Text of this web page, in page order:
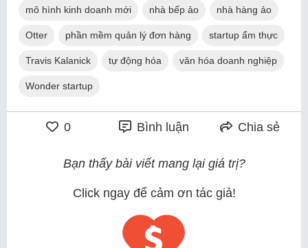
mô hình kinh doanh mới nhà bếp ảo nhà hàng ảo
Otter phần mềm quản lý đơn hàng startup ẩm thực
Travis Kalanick tự động hóa văn hóa doanh nghiệp
Wonder startup
0 Bình luận Chia sẻ
Bạn thấy bài viết mang lại giá trị?
Click ngay để cảm ơn tác giả!